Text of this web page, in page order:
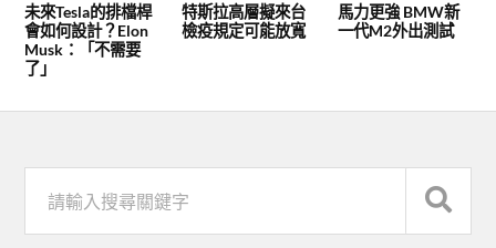
未來Tesla的排檔桿
會如何設計？Elon
Musk：「不需要
了」
特斯拉高層擬來台
檢疫規定可能放寬
馬力更強 BMW新
一代M2外出測試